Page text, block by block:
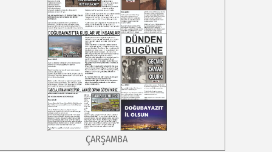
ÇARŞAMBA